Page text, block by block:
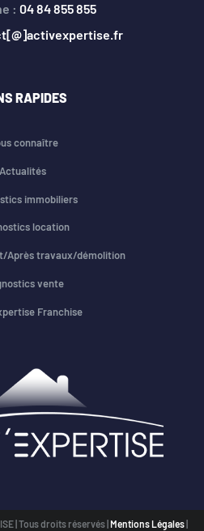
: 04 84 855 855
RAPIDES
connaître
Actualités
immobiliers
location
Après travaux/démolition
vente
Franchise
| Tous droits réservés |Mentions Légales|